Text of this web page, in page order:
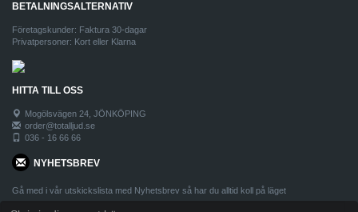
BETALNINGSALTERNATIV
Företagskunder: Faktura 30-dagar
Privatpersoner: Kort eller Klarna
HITTA TILL OSS
Mogölsvägen 24, JÖNKÖPING
order@totalljud.se
036 - 16 66 66
NYHETSBREV
Gå med i vår utskickslista med Nyhetsbrev så har du alltid koll på läget